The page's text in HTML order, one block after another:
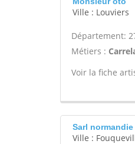
Ville : Louviers
Département:
Métiers :
Voir la fiche
Sarl
Ville :